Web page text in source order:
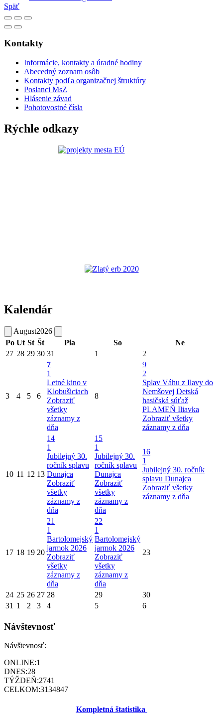
Späť
Kontakty
Informácie, kontakty a úradné hodiny
Abecedný zoznam osôb
Kontakty podľa organizačnej štruktúry
Poslanci MsZ
Hlásenie závad
Pohotovostné čísla
Rýchle odkazy
Kalendár
August2026
Po Ut St Št Pia So
Ne
27 28 29 30 31 1 2
3 4 5 6
7
1
Letné kino v
Klobušiciach
Zobraziť
všetky
záznamy z
dňa
8
9
2
Splav Váhu z Ilavy do
Nemšovej Detská
hasičská súťaž
PLAMEŇ Iliavka
Zobraziť všetky
záznamy z dňa
10 11 12 13
14
1
Jubilejný 30.
ročník splavu
Dunajca
Zobraziť
všetky
záznamy z
dňa
15
1
Jubilejný 30.
ročník splavu
Dunajca
Zobraziť
všetky
záznamy z
dňa
16
1
Jubilejný 30. ročník
splavu Dunajca
Zobraziť všetky
záznamy z dňa
17 18 19 20
21
1
Bartolomejský
jarmok 2026
Zobraziť
všetky
záznamy z
dňa
22
1
Bartolomejský
jarmok 2026
Zobraziť
všetky
záznamy z
dňa
23
24 25 26 27 28 29
30
31 1 2 3 4 5 6
Návštevnosť
Návštevnosť:
ONLINE:1
DNES:28
TÝŽDEŇ:2741
CELKOM:3134847
Kompletná štatistika